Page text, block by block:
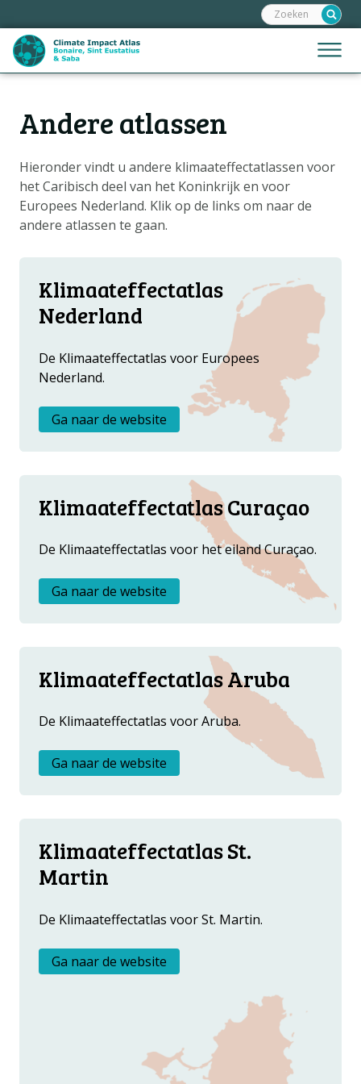
links
over
Spring
inhoud
naar
de
navigatie
Jump
to
Menu
Zoeken:
Andere atlassen
Hieronder vindt u andere klimaateffectatlassen voor
het Caribisch deel van het Koninkrijk en voor
Europees Nederland. Klik op de links om naar de
andere atlassen te gaan.
Klimaateffectatlas
Nederland
De Klimaateffectatlas voor Europees
Nederland.
Ga naar de website
Klimaateffectatlas Curaçao
De Klimaateffectatlas voor het eiland Curaçao.
Ga naar de website
Klimaateffectatlas Aruba
De Klimaateffectatlas voor Aruba.
Ga naar de website
Klimaateffectatlas St.
Martin
De Klimaateffectatlas voor St. Martin.
Ga naar de website
HoofdnavigatieHOME
KAARTUITLEG
KLIMAATGEVOLGEN
KLIMAATSCENARIO'S
VERHALEN
HELPDESK
DATA OPVRAGEN
MetanavigatieOVER ONS
FAQ
ANDERE ATLASSEN